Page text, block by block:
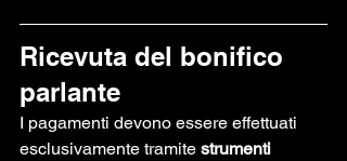
Ricevuta del bonifico
parlante
I pagamenti devono essere effettuati
esclusivamente tramite strumenti